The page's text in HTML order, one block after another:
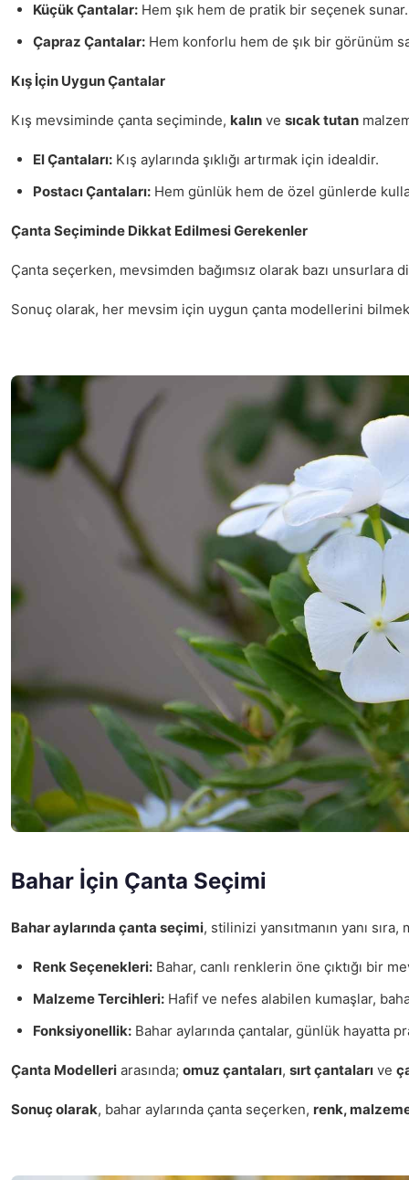
Küçük Çantalar: Hem şık hem de pratik bir seçenek sunar.
Çapraz Çantalar: Hem konforlu hem de şık bir görünüm
Kış İçin Uygun Çantalar
Kış mevsiminde çanta seçiminde, kalın ve sıcak tutan
El Çantaları: Kış aylarında şıklığı artırmak için idealdir.
Postacı Çantaları: Hem günlük hem de özel günlerde
Çanta Seçiminde Dikkat Edilmesi Gerekenler
Çanta seçerken, mevsimden bağımsız olarak bazı unsurlara
Sonuç olarak, her mevsim için uygun çanta modellerini
Bahar İçin Çanta Seçimi
Bahar aylarında çanta seçimi, stilinizi yansıtmanın yanı
Renk Seçenekleri: Bahar, canlı renklerin öne çıktığı bir
Malzeme Tercihleri: Hafif ve nefes alabilen kumaşlar,
Fonksiyonellik: Bahar aylarında çantalar, günlük hayatta
Çanta Modelleri arasında; omuz çantaları, sırt çantaları ve
Sonuç olarak, bahar aylarında çanta seçerken, renk,